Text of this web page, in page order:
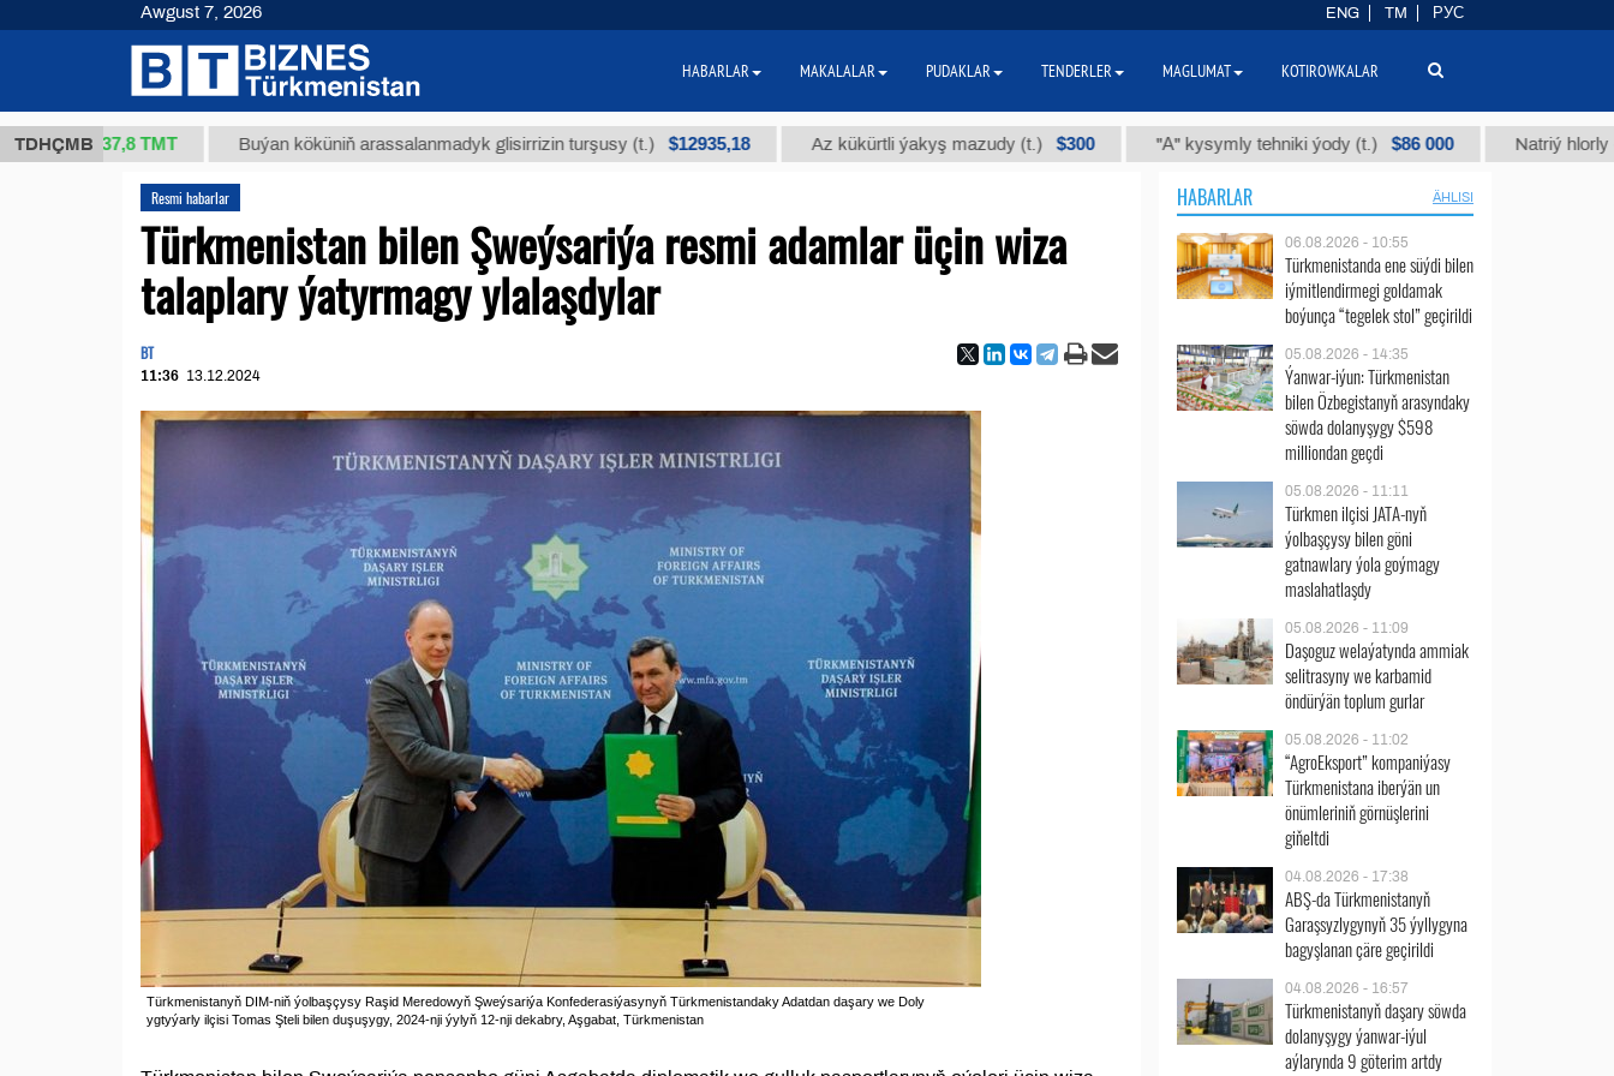
TDHÇMB
37,8 ТМТ Buýan köküniň arassalanmadyk glisirrizin turşusy (t.) $12935,18 Az kükürtli ýakyş mazudy (t.) $300 "А" kysymly tehniki ýody (t.) $86 000 Natriý hlorly (nahar
Resmi habarlar
Türkmenistan bilen Şweýsariýa resmi adamlar üçin wiza
talaplary ýatyrmagy ylalaşdylar
BT
11:36 13.12.2024
Türkmenistanyň DIM-niň ýolbaşçysy Raşid Meredowyň Şweýsariýa Konfederasiýasynyň Türkmenistandaky Adatdan daşary we Doly
ygtyýarly ilçisi Tomas Şteli bilen duşuşygy, 2024-nji ýylyň 12-nji dekabry, Aşgabat, Türkmenistan
HABARLAR ÄHLISI
06.08.2026 - 10:55
Türkmenistanda ene süýdi bilen
iýmitlendirmegi goldamak
boýunça “tegelek stol” geçirildi
05.08.2026 - 14:35
Ýanwar-iýun: Türkmenistan
bilen Özbegistanyň arasyndaky
söwda dolanyşygy $598
milliondan geçdi
05.08.2026 - 11:11
Türkmen ilçisi JATA-nyň
ýolbaşçysy bilen göni
gatnawlary ýola goýmagy
maslahatlaşdy
05.08.2026 - 11:09
Daşoguz welaýatynda ammiak
selitrasyny we karbamid
öndürýän toplum gurlar
05.08.2026 - 11:02
“AgroEksport” kompaniýasy
Türkmenistana iberýän un
önümleriniň görnüşlerini
giňeltdi
04.08.2026 - 17:38
ABŞ-da Türkmenistanyň
Garaşsyzlygynyň 35 ýyllygyna
bagyşlanan çäre geçirildi
04.08.2026 - 16:57
Türkmenistanyň daşary söwda
dolanyşygy ýanwar-iýul
aýlarynda 9 göterim artdy
Awgust 7, 2026 ENG TM РУС
HABARLAR MAKALALAR PUDAKLAR TENDERLER MAGLUMAT KOTIROWKALAR